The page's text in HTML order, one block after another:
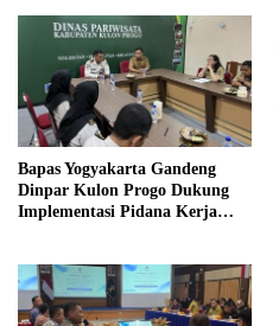
Bapas Yogyakarta Gandeng
Dinpar Kulon Progo Dukung
Implementasi Pidana Kerja